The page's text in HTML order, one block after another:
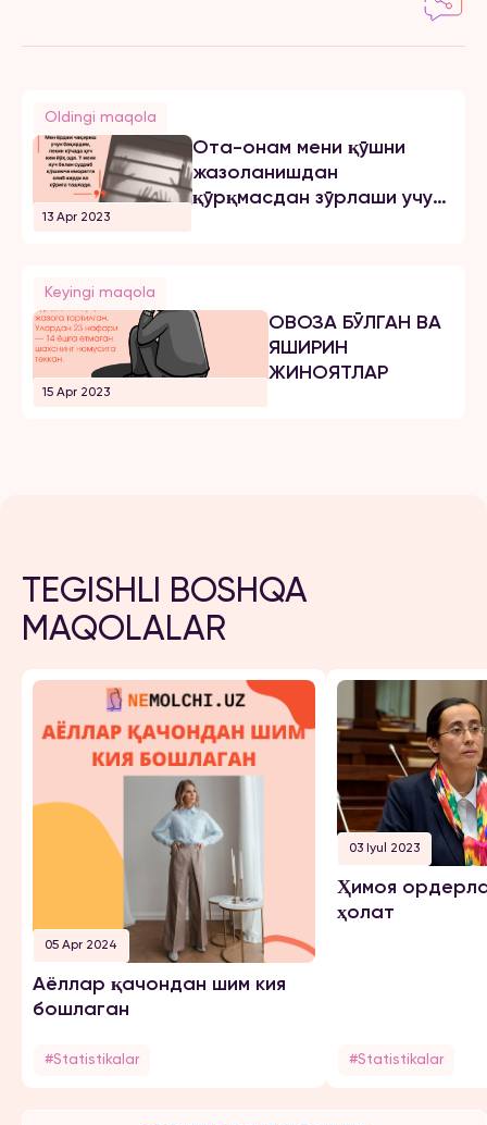
Oldingi maqola
13 Apr 2023
Ота-онам мени қўшни
жазоланишдан
қўрқмасдан зўрлаши учун
Keyingi maqola
15 Apr 2023
ОВОЗА БЎЛГАН ВА
ЯШИРИН
ЖИНОЯТЛАР
TEGISHLI BOSHQA
MAQOLALAR
05 Apr 2024
Аёллар қачондан шим кия
бошлаган
#Statistikalar
03 Iyul 2023
Ҳимоя
ҳолат
#Statistikalar